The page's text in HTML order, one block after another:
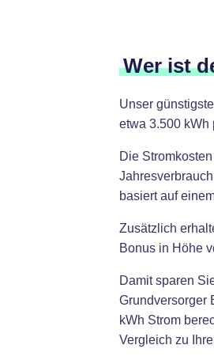
Wer ist
Unser
etwa 3.500 kWh
Die
basiert auf
Zusätzlich
Bonus in Höhe
Damit sparen
Grundversorger
kWh Strom
Vergleich zu